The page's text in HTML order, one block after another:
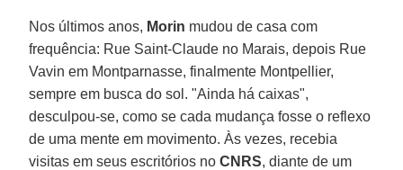
Nos últimos anos, Morin mudou de casa com
frequência: Rue Saint-Claude no Marais, depois Rue
Vavin em Montparnasse, finalmente Montpellier,
sempre em busca do sol. "Ainda há caixas",
desculpou-se, como se cada mudança fosse o reflexo
de uma mente em movimento. Às vezes, recebia
visitas em seus escritórios noCNRS, diante de um